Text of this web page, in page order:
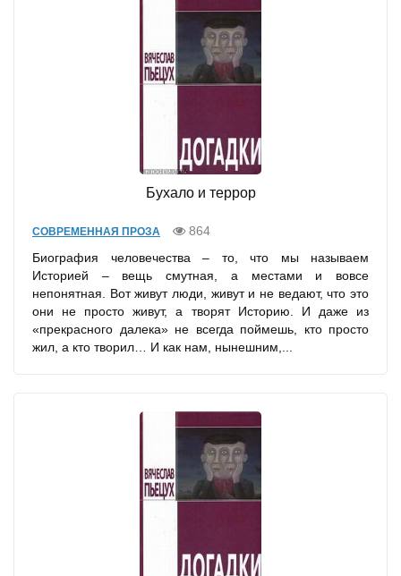
Бухало и террор
СОВРЕМЕННАЯ ПРОЗА
864
Биография человечества – то, что мы называем
Историей – вещь смутная, а местами и вовсе
непонятная. Вот живут люди, живут и не ведают, что это
они не просто живут, а творят Историю. И даже из
«прекрасного далека» не всегда поймешь, кто просто
жил, а кто творил… И как нам, нынешним,...